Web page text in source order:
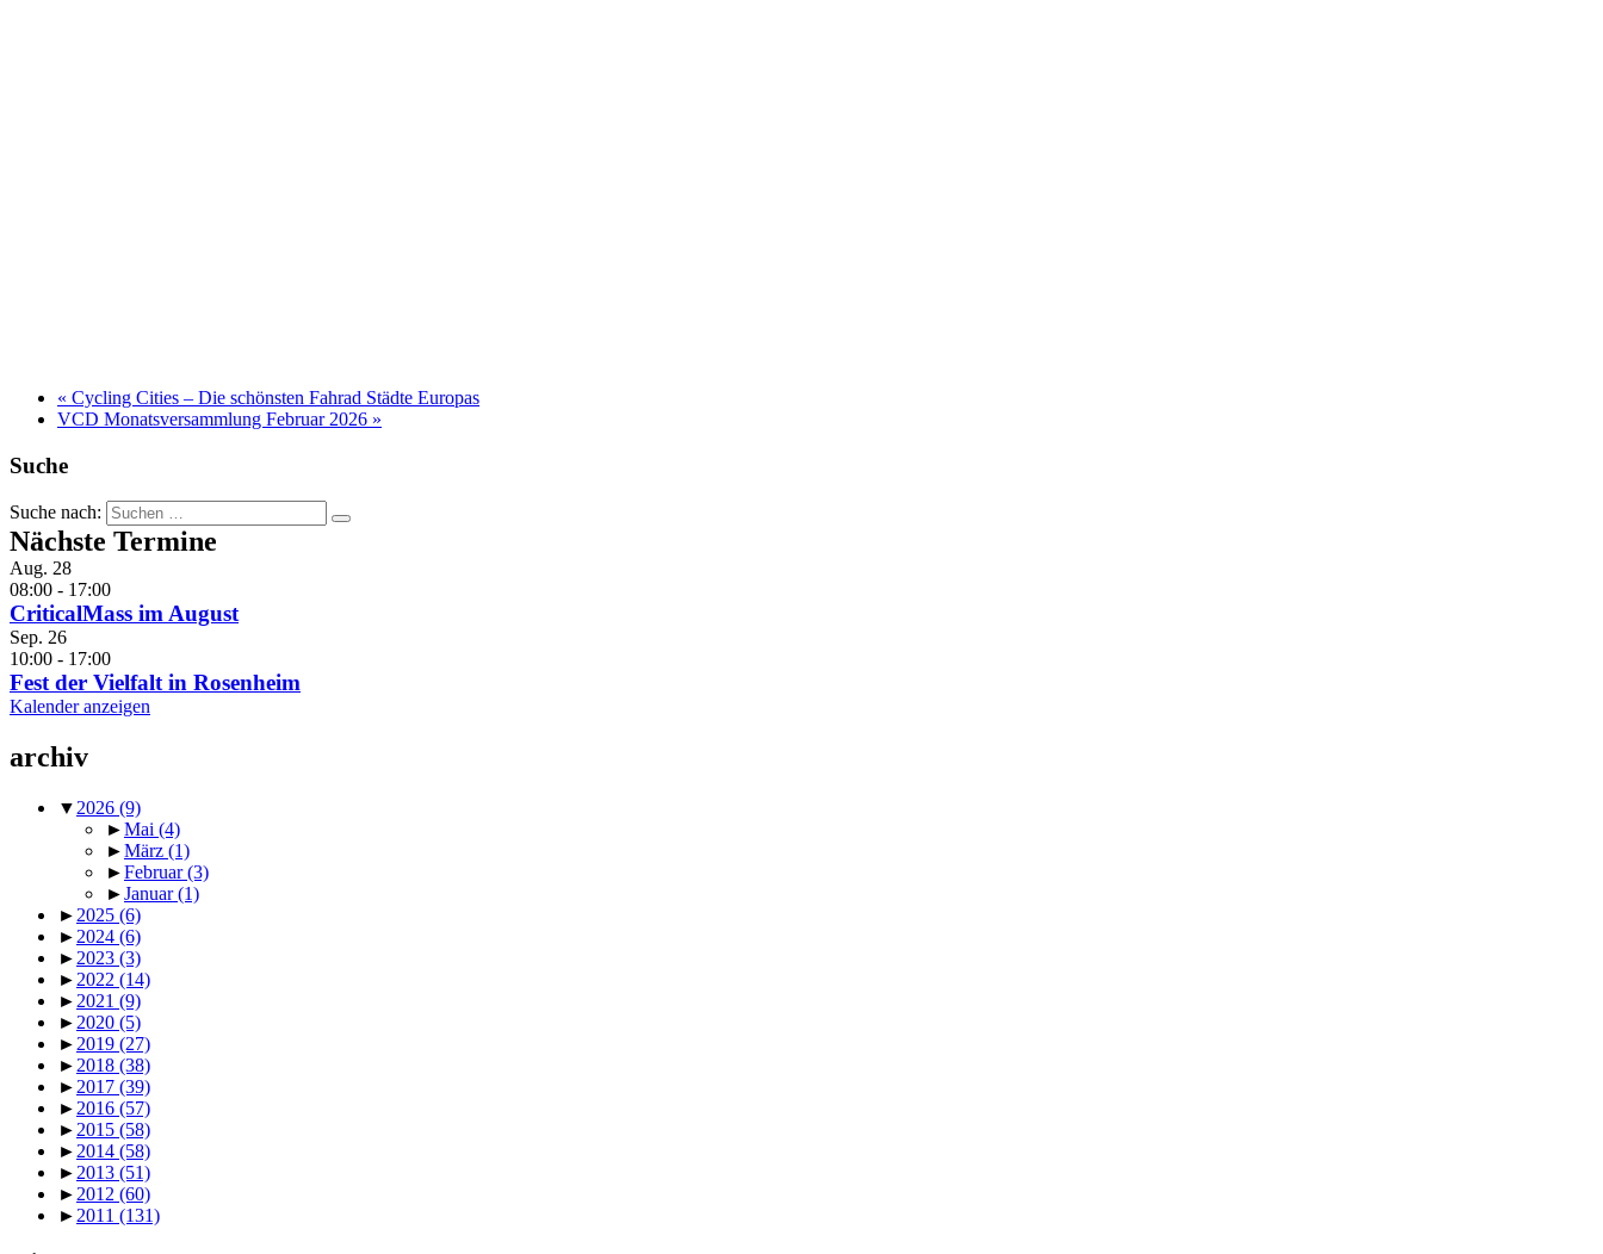
« Cycling Cities – Die schönsten Fahrad Städte Europas
VCD Monatsversammlung Februar 2026 »
Suche
Suche nach:
Nächste Termine
Aug. 28
08:00 - 17:00
CriticalMass im August
Sep. 26
10:00 - 17:00
Fest der Vielfalt in Rosenheim
Kalender anzeigen
archiv
▼ 2026 (9)
►Mai (4)
►März (1)
►Februar(3)
►Januar(1)
► 2025 (6)
► 2024 (6)
► 2023 (3)
► 2022 (14)
► 2021 (9)
► 2020 (5)
► 2019 (27)
► 2018 (38)
► 2017 (39)
► 2016 (57)
► 2015 (58)
► 2014 (58)
► 2013 (51)
► 2012 (60)
► 2011 (131)